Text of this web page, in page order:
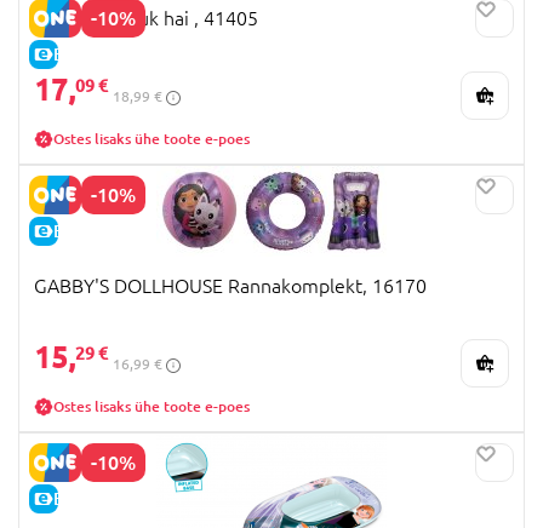
-10%
E-HIND
BESTWAY ujuk hai , 41405
17,09 €
18,99 €
Ostes lisaks ühe toote e-poes
-10%
E-HIND
GABBY'S DOLLHOUSE Rannakomplekt, 16170
15,29 €
16,99 €
Ostes lisaks ühe toote e-poes
-10%
E-HIND